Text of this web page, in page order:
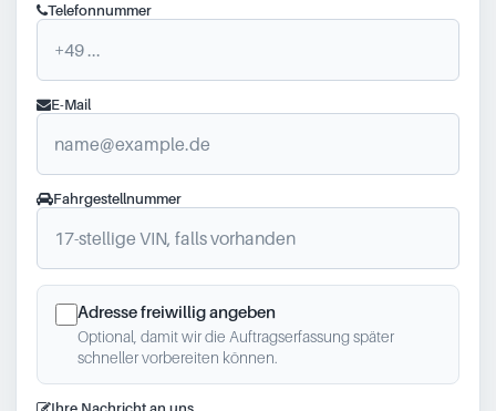
Telefonnummer
E-Mail
Fahrgestellnummer
Adresse freiwillig angeben
Optional, damit wir die Auftragserfassung später
schneller vorbereiten können.